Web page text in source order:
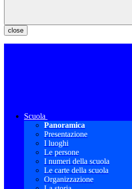
close
Scuola
Panoramica
Presentazione
I luoghi
Le persone
I numeri della scuola
Le carte della scuola
Organizzazione